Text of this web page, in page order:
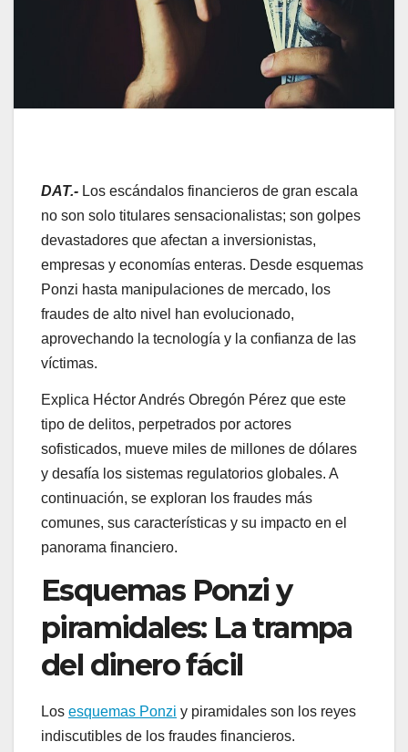
DAT.- Los escándalos financieros de gran escala
no son solo titulares sensacionalistas; son golpes
devastadores que afectan a inversionistas,
empresas y economías enteras. Desde esquemas
Ponzi hasta manipulaciones de mercado, los
fraudes de alto nivel han evolucionado,
aprovechando la tecnología y la confianza de las
víctimas.
Explica Héctor Andrés Obregón Pérez que este
tipo de delitos, perpetrados por actores
sofisticados, mueve miles de millones de dólares
y desafía los sistemas regulatorios globales. A
continuación, se exploran los fraudes más
comunes, sus características y su impacto en el
panorama financiero.
Esquemas Ponzi y
piramidales: La trampa
del dinero fácil
Los esquemas Ponzi y piramidales son los reyes
indiscutibles de los fraudes financieros.